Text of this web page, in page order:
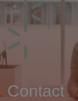
Contact